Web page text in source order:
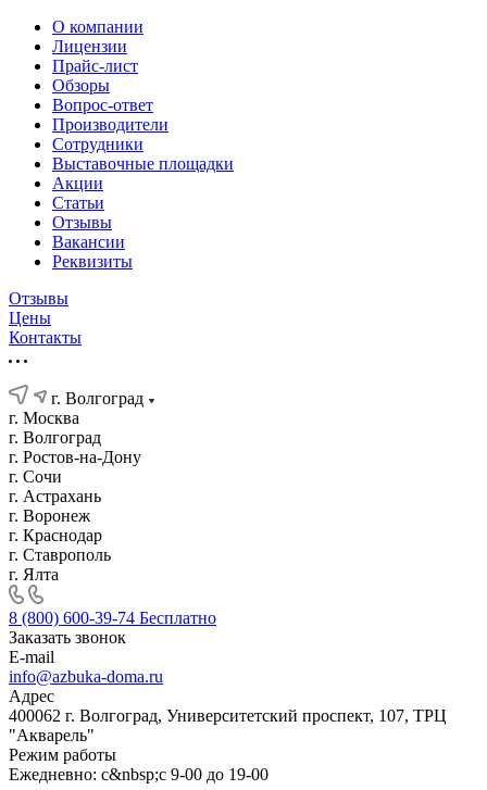
О компании
Лицензии
Прайс-лист
Обзоры
Вопрос-ответ
Производители
Сотрудники
Выставочные площадки
Акции
Статьи
Отзывы
Вакансии
Реквизиты
Отзывы
Цены
Контакты
г. Волгоград
г. Москва
г. Волгоград
г. Ростов-на-Дону
г. Сочи
г. Астрахань
г. Воронеж
г. Краснодар
г. Ставрополь
г. Ялта
8 (800) 600-39-74 Бесплатно
Заказать звонок
E-mail
info@azbuka-doma.ru
Адрес
400062 г. Волгоград, Университетский проспект, 107, ТРЦ
"Акварель"
Режим работы
Ежедневно: с&nbsp;с 9-00 до 19-00